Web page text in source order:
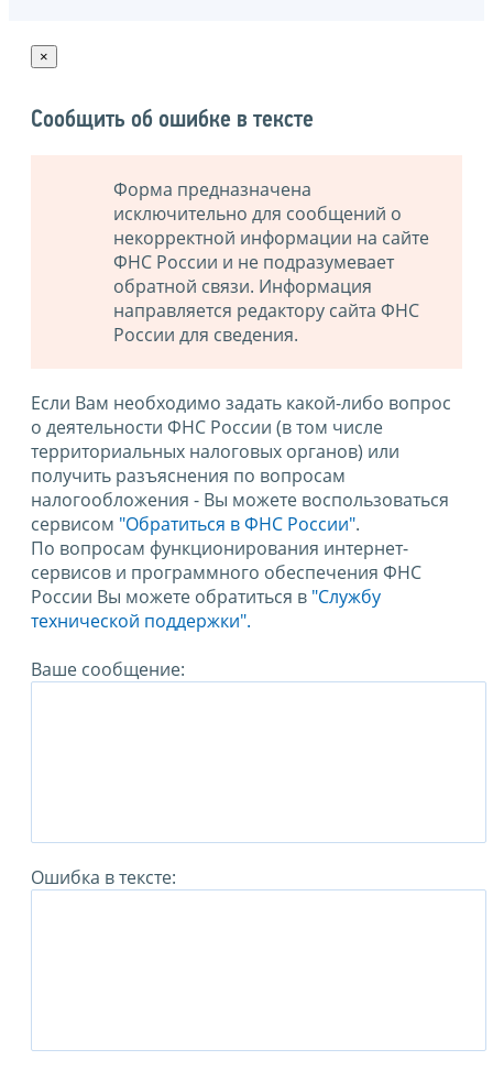
×
Сообщить об ошибке в тексте
Форма предназначена
исключительно для сообщений о
некорректной информации на сайте
ФНС России и не подразумевает
обратной связи. Информация
направляется редактору сайта ФНС
России для сведения.
Если Вам необходимо задать какой-либо вопрос
о деятельности ФНС России (в том числе
территориальных налоговых органов) или
получить разъяснения по вопросам
налогообложения - Вы можете воспользоваться
сервисом "Обратиться в ФНС России".
По вопросам функционирования интернет-
сервисов и программного обеспечения ФНС
России Вы можете обратиться в "Службу
технической поддержки".
Ваше сообщение:
Ошибка в тексте: